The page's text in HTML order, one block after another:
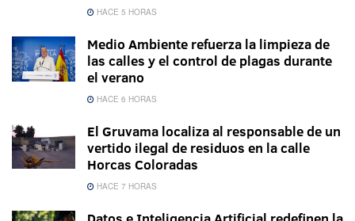
HACE 5 HORAS
Medio Ambiente refuerza la limpieza de
las calles y el control de plagas durante
el verano
HACE 6 HORAS
El Gruvama localiza al responsable de un
vertido ilegal de residuos en la calle
Horcas Coloradas
HACE 7 HORAS